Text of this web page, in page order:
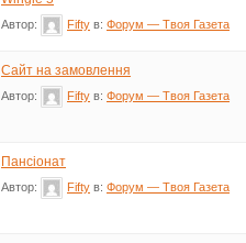
Автор: Fifty в: Форум — Твоя Газета
Сайт на замовлення
Автор: Fifty в: Форум — Твоя Газета
Пансіонат
Автор: Fifty в: Форум — Твоя Газета